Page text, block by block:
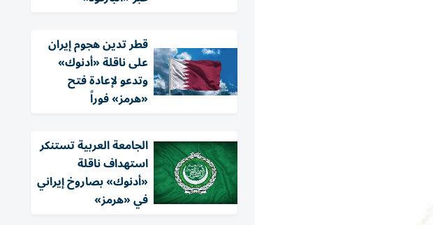
قطر تدين هجوم إيران
على ناقلة «أدنوك»
وتدعو لإعادة فتح
«هرمز» فوراً
الجامعة العربية تستنكر
استهداف ناقلة
«أدنوك» بصاروخ إيراني
في «هرمز»